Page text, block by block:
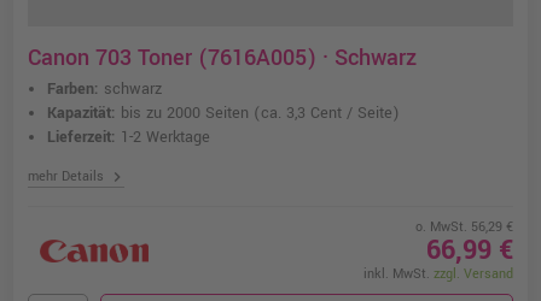
Canon 703 Toner (7616A005) · Schwarz
Farben: schwarz
Kapazität: bis zu 2000 Seiten (ca. 3,3 Cent / Seite)
Lieferzeit: 1-2 Werktage
mehr Details chevron_right
o. MwSt. 56,29 €
66,99 €
inkl. MwSt. zzgl. Versand